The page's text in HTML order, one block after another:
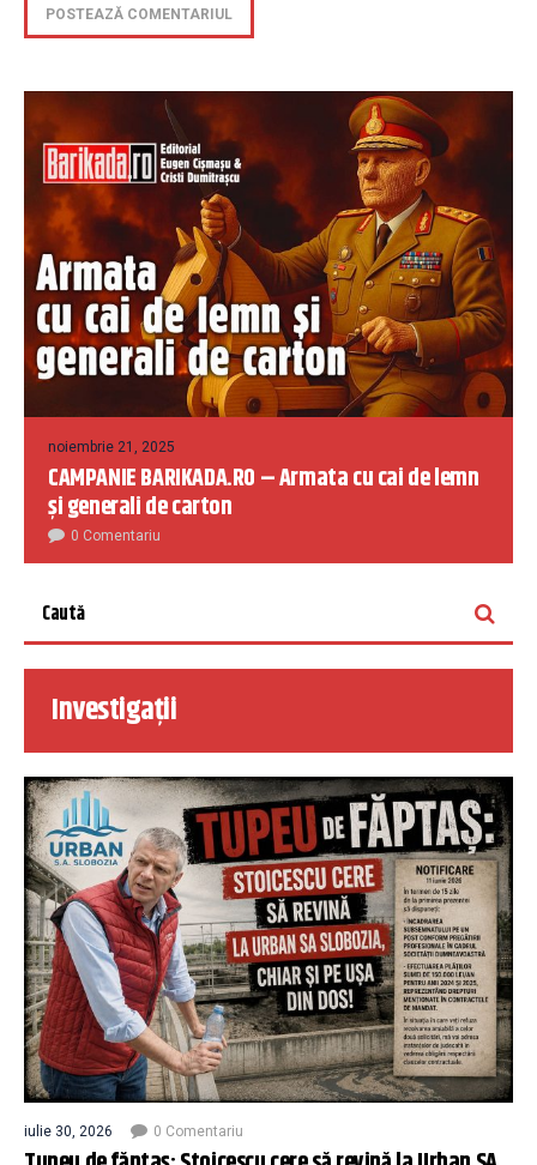
noiembrie 21, 2025
CAMPANIE BARIKADA.RO – Armata cu cai de lemn
și generali de carton
0 Comentariu
Investigații
iulie 30, 2026 0 Comentariu